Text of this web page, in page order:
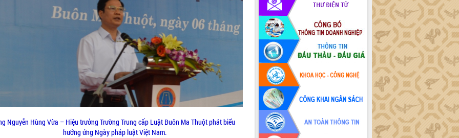
Nguyễn Hùng Vừa – Hiệu trưởng Trường Trung cấp Luật Buôn Ma Thuột phát biểu
hưởng ứng Ngày pháp luật Việt Nam.